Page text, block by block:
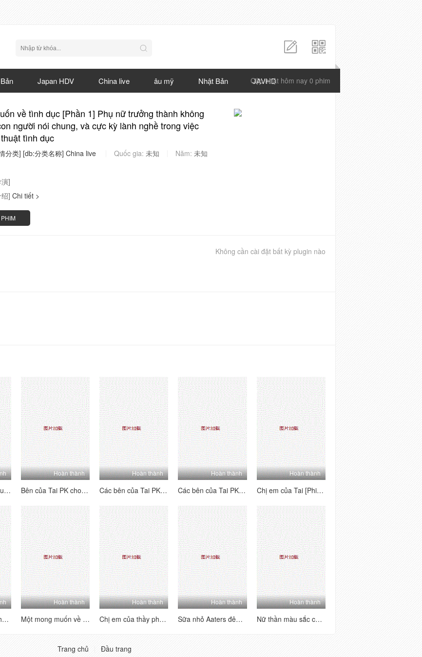
Cập nhật hôm nay 0 phim
Japan HDV China live âu mỹ Nhật Bản JAVHD
về tình dục [Phần 1] Phụ nữ trưởng thành không
người nói chung, và cực kỳ lành nghề trong việc
tình dục
分类] [db:分类名称] China live Quốc gia: 未知 Năm: 未知
]
] Chi tiết >
Không cần cài đặt bất kỳ plugin nào
Bên của Tai PK House's Tai's Sides [4] Vui vẻ và hai mặt ~ Kiểm tra trang nơi bạn có thể thấy mỗi người chơi B của người chơi b ~ Lolita hét lên, đam mê và hung dữ!
Hoàn thành
Bên của Tai PK cho các bên của Tai [3] hai bên - hãy xem trang với hướng dẫn của mỗi cô gái - Lolita hét lên, đam mê và hung dữ!
Hoàn thành
Các bên của Tai PK House's Tai's Sides [2] Vui vẻ và hai mặt ~ Kiểm tra trang web để xem mỗi người chơi B-Showers của B-Players ~ Lolita hét lên, đam mê và hung dữ!
Hoàn thành
Các bên của Tai PK House's Tai's Sides [1] Vui vẻ và hai mặt ~ Kiểm tra trang nơi bạn có thể thấy từng người chơi chữ B của người chơi la hét, đam mê và hung dữ!
Hoàn thành
Chị em của Tai [Phiên bản quyến rũ nhảy khỏa thân] Một tình yêu dâm dục siêu nhiều người, một cái nhìn siêu đa dạng với mức độ khó khăn cao
Một mong muốn cho mong muốn [Phần 2] phụ nữ trưởng thành không phải là một con người nói chung, và rất tinh tế và thực hiện các kỹ thuật tình dục.
Hoàn thành
Một mong muốn về tình dục [Phần 1] Phụ nữ trưởng thành không phải là một con người nói chung, và cực kỳ lành nghề trong việc thực hiện kỹ thuật tình dục
Hoàn thành
Chị em của thầy phù thủy thể hiện sự say mê của họ, họ thu hút rất nhiều tiếng cười, và tất cả những cơn đau nhói phát nổ, và giọng nói dâm dục luôn không ngừng
Hoàn thành
Sữa nhỏ Aaters đêm Lulu Crown Phần phúc lợi (4)
Hoàn thành
Nữ thần màu sắc của ngành một màu trắng Puman xuất hiện mới nhất Wechat Welfare 11 bộ sưu tập (7)
Trang chủ
Đầu trang